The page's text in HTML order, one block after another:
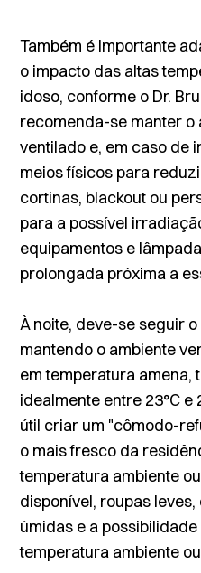
Também é importante
o impacto das altas
idoso, conforme o Dr.
recomenda-se manter o
ventilado e, em caso de
meios físicos para
cortinas, blackout ou
para a possível
equipamentos e
prolongada próxima a
À noite, deve-se seguir
mantendo o ambiente
em temperatura amena,
idealmente entre 23°C e
útil criar um "cômodo-
o mais fresco da
temperatura ambiente
disponível, roupas
úmidas e a
temperatura ambiente